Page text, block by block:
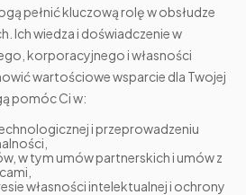
pełnić kluczową rolę w obsłudze
Ich wiedza i doświadczenie w
korporacyjnego i własności
wartościowe wsparcie dla Twojej
pomóc Ci w:
i przeprowadzeniu
w tym umów partnerskich i umów z
własności intelektualnej i ochrony